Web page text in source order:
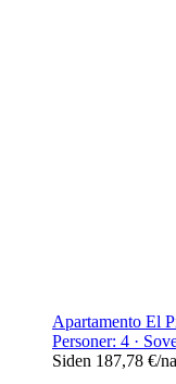
Apartamento El
Personer: 4 ·
Siden 187,78 €/